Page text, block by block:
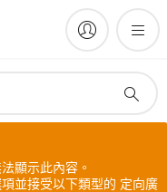
顯示此內容。
並接受以下類型的 定向廣